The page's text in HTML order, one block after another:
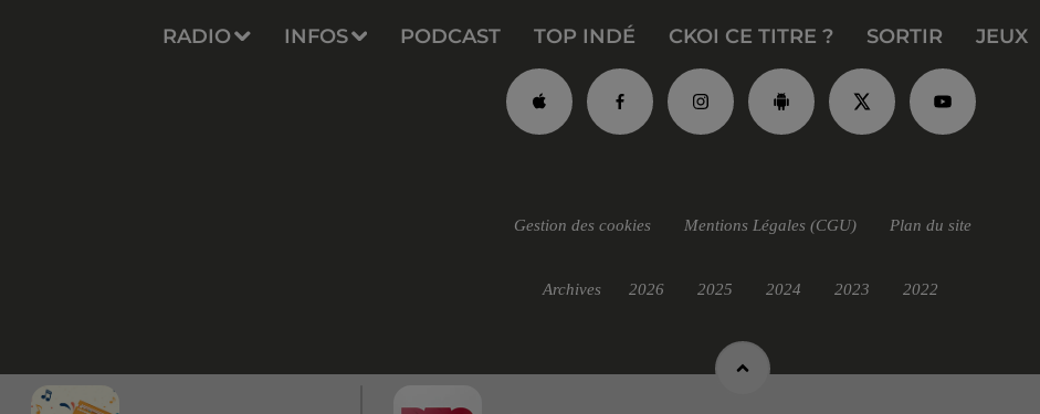
RADIO INFOS PODCAST TOP INDÉ CKOI CE TITRE ? SORTIR JEUX
Gestion des cookies Mentions Légales (CGU) Plan du site
Archives 2026 2025 2024 2023 2022